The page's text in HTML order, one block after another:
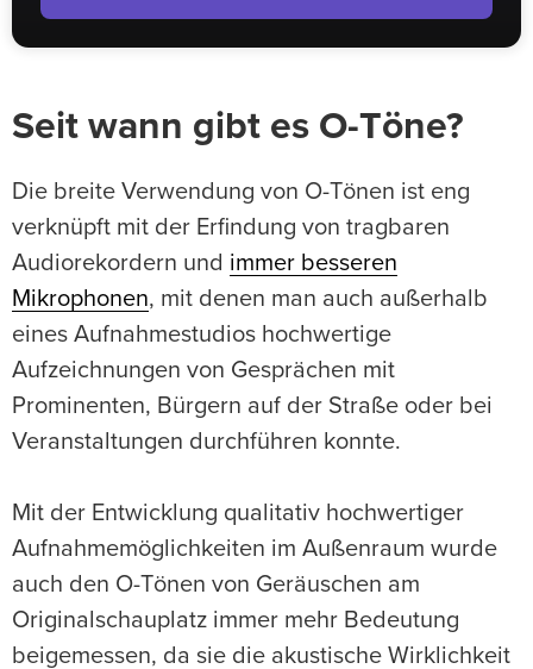
Seit wann gibt es O-Töne?
Die breite Verwendung von O-Tönen ist eng
verknüpft mit der Erfindung von tragbaren
Audiorekordern und immer besseren
Mikrophonen, mit denen man auch außerhalb
eines Aufnahmestudios hochwertige
Aufzeichnungen von Gesprächen mit
Prominenten, Bürgern auf der Straße oder bei
Veranstaltungen durchführen konnte.
Mit der Entwicklung qualitativ hochwertiger
Aufnahmemöglichkeiten im Außenraum wurde
auch den O-Tönen von Geräuschen am
Originalschauplatz immer mehr Bedeutung
beigemessen, da sie die akustische Wirklichkeit